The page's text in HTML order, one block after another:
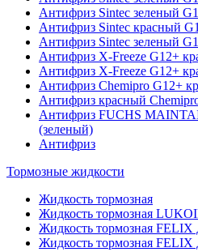
Антифриз Sintec зеленый
Антифриз Sintec красный
Антифриз Sintec зеленый
Антифриз X-Freeze G12+
Антифриз X-Freeze G12+
Антифриз Chemipro G12+
Антифриз красный
Антифриз FUCHS
(зеленый)
Антифриз
Тормозные жидкости
Жидкость тормозная
Жидкость тормозная
Жидкость тормозная
Жидкость тормозная